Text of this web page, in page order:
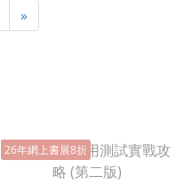
»
26年網上書展8折